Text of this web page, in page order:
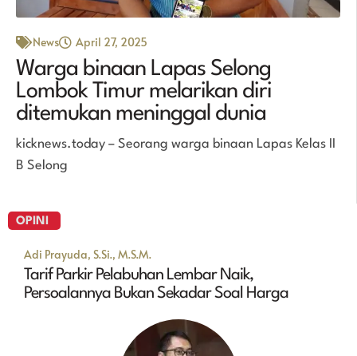
News April 27, 2025
Warga binaan Lapas Selong
Lombok Timur melarikan diri
ditemukan meninggal dunia
kicknews.today – Seorang warga binaan Lapas Kelas II
B Selong
OPINI
Adi Prayuda, S.Si., M.S.M.
Tarif Parkir Pelabuhan Lembar Naik,
Persoalannya Bukan Sekadar Soal Harga